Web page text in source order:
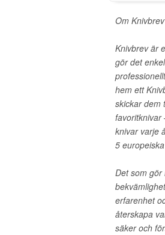
Om
Knivbrev är
gör det
hem ett
skickar dem
favoritknivar
knivar varje
5
Det som gör
erfarenhet
återskapa
säker och